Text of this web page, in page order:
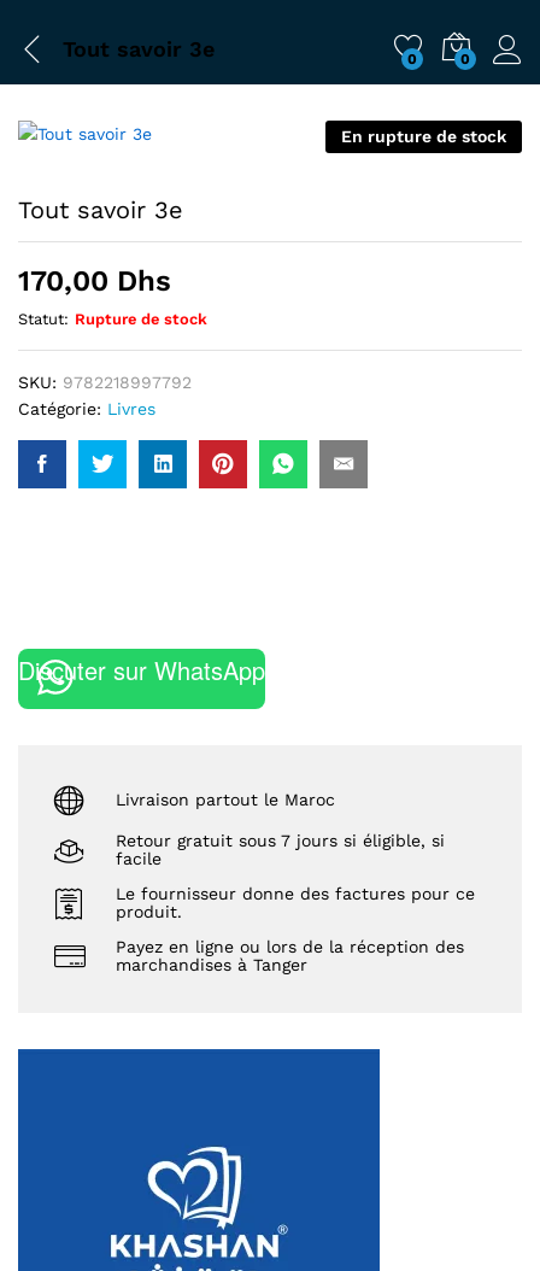
Tout savoir 3e 0 0
En rupture de stock
Tout savoir 3e
170,00 Dhs
Statut: Rupture de stock
SKU: 9782218997792
Catégorie: Livres
Discuter sur WhatsApp
Livraison partout le Maroc
Retour gratuit sous 7 jours si éligible, si
facile
Le fournisseur donne des factures pour ce
produit.
Payez en ligne ou lors de la réception des
marchandises à Tanger